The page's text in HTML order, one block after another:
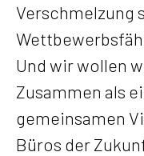
Verschmelzung
Und wir wollen
Zusammen als
gemeinsamen
Büros der